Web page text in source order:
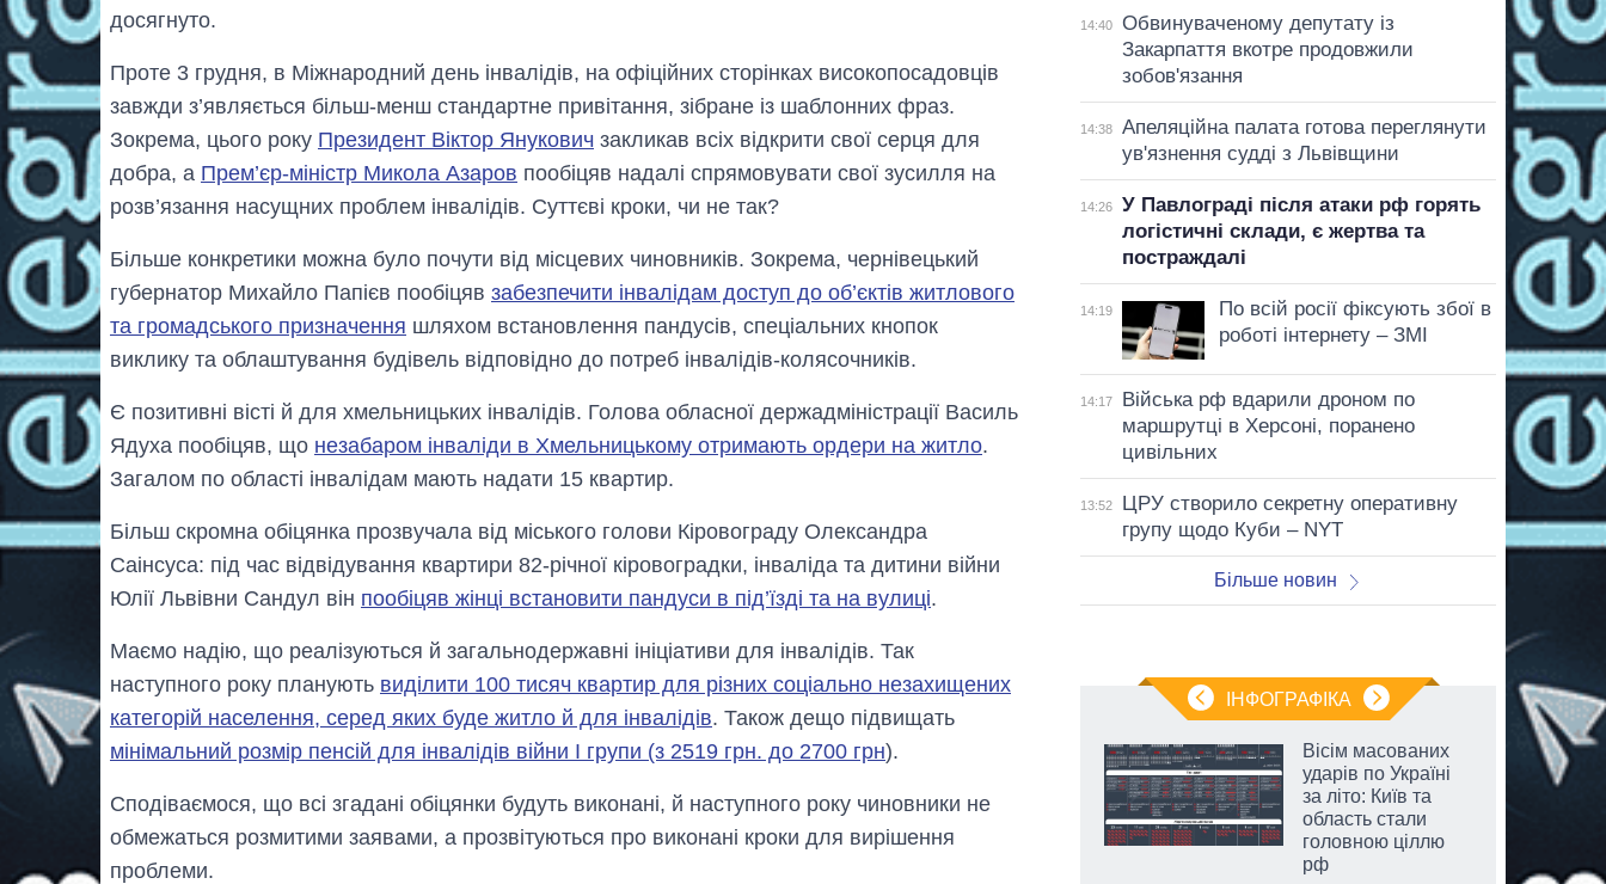
досягнуто.
Проте 3 грудня, в Міжнародний день інвалідів, на офіційних сторінках високопосадовців
завжди з’являється більш-менш стандартне привітання, зібране із шаблонних фраз.
Зокрема, цього року Президент Віктор Янукович закликав всіх відкрити свої серця для
добра, а Прем’єр-міністр Микола Азаров пообіцяв надалі спрямовувати свої зусилля на
розв’язання насущних проблем інвалідів. Суттєві кроки, чи не так?
Більше конкретики можна було почути від місцевих чиновників. Зокрема, чернівецький
губернатор Михайло Папієв пообіцяв забезпечити інвалідам доступ до об’єктів житлового
та громадського призначення шляхом встановлення пандусів, спеціальних кнопок
виклику та облаштування будівель відповідно до потреб інвалідів-колясочників.
Є позитивні вісті й для хмельницьких інвалідів. Голова обласної держадміністрації Василь
Ядуха пообіцяв, що незабаром інваліди в Хмельницькому отримають ордери на житло.
Загалом по області інвалідам мають надати 15 квартир.
Більш скромна обіцянка прозвучала від міського голови Кіровограду Олександра
Саінсуса: під час відвідування квартири 82-річної кіровоградки, інваліда та дитини війни
Юлії Львівни Сандул він пообіцяв жінці встановити пандуси в під’їзді та на вулиці.
Маємо надію, що реалізуються й загальнодержавні ініціативи для інвалідів. Так
наступного року планують виділити 100 тисяч квартир для різних соціально незахищених
категорій населення, серед яких буде житло й для інвалідів. Також дещо підвищать
мінімальний розмір пенсій для інвалідів війни I групи (з 2519 грн. до 2700 грн).
Сподіваємося, що всі згадані обіцянки будуть виконані, й наступного року чиновники не
обмежаться розмитими заявами, а прозвітуються про виконані кроки для вирішення
проблеми.
14:40
Обвинуваченому депутату із
Закарпаття вкотре продовжили
зобов'язання
14:38
Апеляційна палата готова переглянути
ув'язнення судді з Львівщини
14:26
У Павлограді після атаки рф горять
логістичні склади, є жертва та
постраждалі
14:19
По всій росії фіксують збої в
роботі інтернету – ЗМІ
14:17
Війська рф вдарили дроном по
маршрутці в Херсоні, поранено
цивільних
13:52
ЦРУ створило секретну оперативну
групу щодо Куби – NYT
Більше новин
ІНФОГРАФІКА
Як зросли тарифи
містах України на
Вісім масованих
ударів по Україні
за літо: Київ та
область стали
головною ціллю
рф